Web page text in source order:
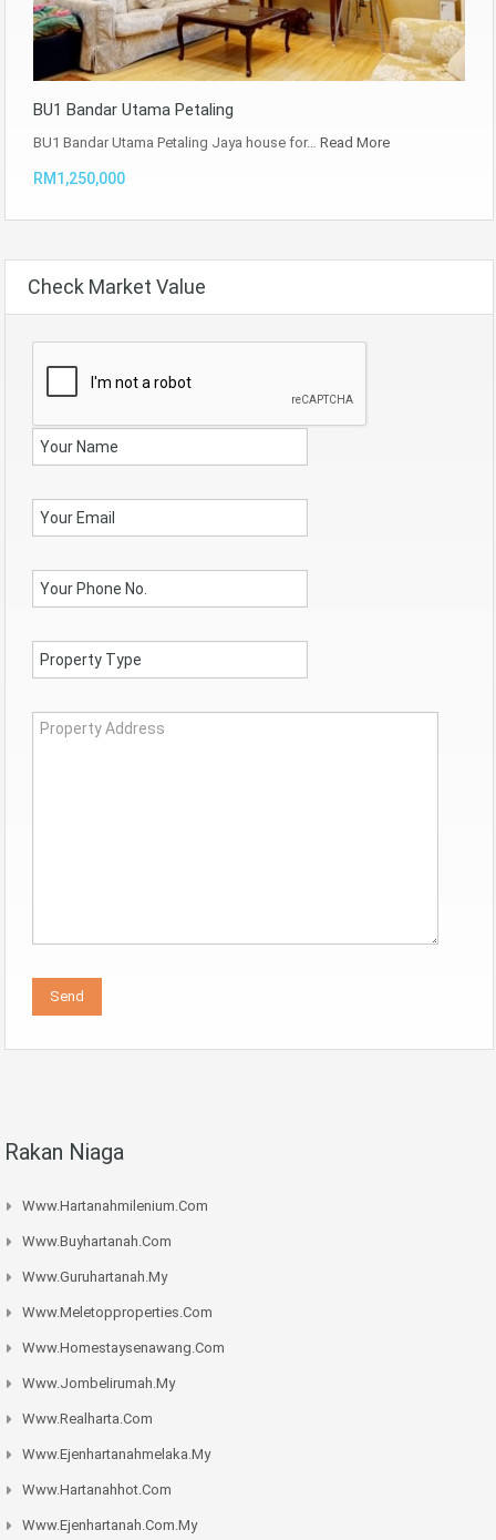
BU1 Bandar Utama Petaling
BU1 Bandar Utama Petaling Jaya house for… Read More
RM1,250,000
Check Market Value
Rakan Niaga
Www.hartanahmilenium.com
Www.buyhartanah.com
Www.guruhartanah.my
Www.meletopproperties.com
Www.homestaysenawang.com
Www.jombelirumah.my
Www.realharta.com
Www.ejenhartanahmelaka.my
Www.hartanahhot.com
Www.ejenhartanah.com.my